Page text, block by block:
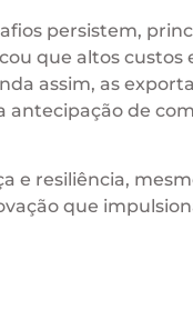
persistem,
que altos
assim, as
antecipação de
e resiliência,
que